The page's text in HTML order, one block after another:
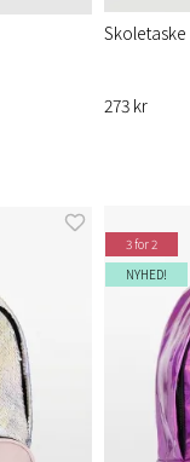
273 kr
3 for 2
NYHED!